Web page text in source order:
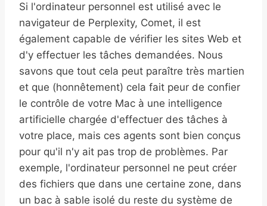
Si l'ordinateur personnel est utilisé avec le
navigateur de Perplexity, Comet, il est
également capable de vérifier les sites Web et
d'y effectuer les tâches demandées. Nous
savons que tout cela peut paraître très martien
et que (honnêtement) cela fait peur de confier
le contrôle de votre Mac à une intelligence
artificielle chargée d'effectuer des tâches à
votre place, mais ces agents sont bien conçus
pour qu'il n'y ait pas trop de problèmes. Par
exemple, l'ordinateur personnel ne peut créer
des fichiers que dans une certaine zone, dans
un bac à sable isolé du reste du système de